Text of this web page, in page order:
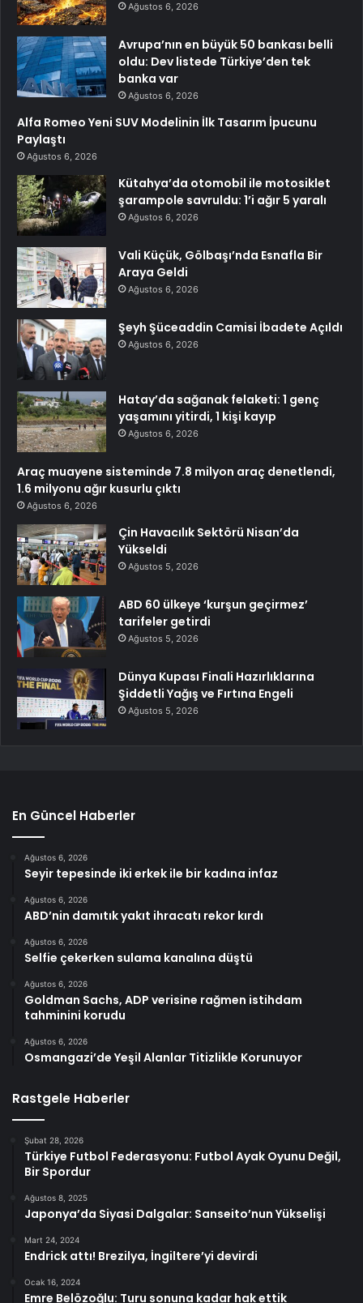
Ağustos 6, 2026
Avrupa’nın en büyük 50 bankası belli
oldu: Dev listede Türkiye’den tek
banka var
Ağustos 6, 2026
Alfa Romeo Yeni SUV Modelinin İlk Tasarım İpucunu
Paylaştı
Ağustos 6, 2026
Kütahya’da otomobil ile motosiklet
şarampole savruldu: 1’i ağır 5 yaralı
Ağustos 6, 2026
Vali Küçük, Gölbaşı’nda Esnafla Bir
Araya Geldi
Ağustos 6, 2026
Şeyh Şüceaddin Camisi İbadete Açıldı
Ağustos 6, 2026
Hatay’da sağanak felaketi: 1 genç
yaşamını yitirdi, 1 kişi kayıp
Ağustos 6, 2026
Araç muayene sisteminde 7.8 milyon araç denetlendi,
1.6 milyonu ağır kusurlu çıktı
Ağustos 6, 2026
Çin Havacılık Sektörü Nisan’da
Yükseldi
Ağustos 5, 2026
ABD 60 ülkeye ‘kurşun geçirmez’
tarifeler getirdi
Ağustos 5, 2026
Dünya Kupası Finali Hazırlıklarına
Şiddetli Yağış ve Fırtına Engeli
Ağustos 5, 2026
En Güncel Haberler
Ağustos 6, 2026
Seyir tepesinde iki erkek ile bir kadına infaz
Ağustos 6, 2026
ABD’nin damıtık yakıt ihracatı rekor kırdı
Ağustos 6, 2026
Selfie çekerken sulama kanalına düştü
Ağustos 6, 2026
Goldman Sachs, ADP verisine rağmen istihdam
tahminini korudu
Ağustos 6, 2026
Osmangazi’de Yeşil Alanlar Titizlikle Korunuyor
Rastgele Haberler
Şubat 28, 2026
Türkiye Futbol Federasyonu: Futbol Ayak Oyunu Değil,
Bir Spordur
Ağustos 8, 2025
Japonya’da Siyasi Dalgalar: Sanseito’nun Yükselişi
Mart 24, 2024
Endrick attı! Brezilya, İngiltere’yi devirdi
Ocak 16, 2024
Emre Belözoğlu: Turu sonuna kadar hak ettik